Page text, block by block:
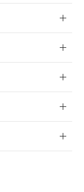
は出
備考
完了
い限